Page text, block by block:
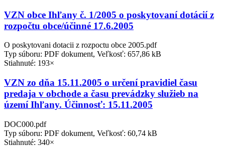
VZN obce Ihľany č. 1/2005 o poskytovaní dotácií z
rozpočtu obce/účinné 17.6.2005
O poskytovani dotacii z rozpoctu obce 2005.pdf
Typ súboru: PDF dokument, Veľkosť: 657,86 kB
Stiahnuté: 193×
VZN zo dňa 15.11.2005 o určení pravidiel času
predaja v obchode a času prevádzky služieb na
území Ihľany. Účinnosť: 15.11.2005
DOC000.pdf
Typ súboru: PDF dokument, Veľkosť: 60,74 kB
Stiahnuté: 340×